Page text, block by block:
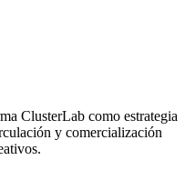
ClusterLab como estrategia
y comercialización